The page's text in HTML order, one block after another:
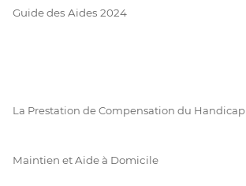
Guide des Aides 2024
La Prestation de Compensation du Handicap
Maintien et Aide à Domicile